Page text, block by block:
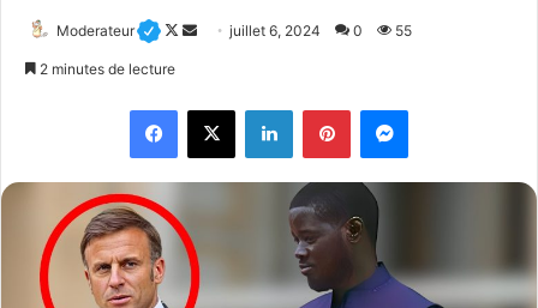
Moderateur
F
n
X
y
n
c
juillet 6, 2024 0 55
2 minutes de lecture